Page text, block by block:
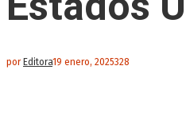
porEditora19 enero, 2025328